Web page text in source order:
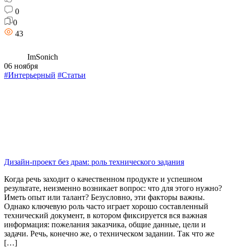
0
0
43
ImSonich
06 ноября
#Интерьерный #Статьи
Дизайн-проект без драм: роль технического задания
Когда речь заходит о качественном продукте и успешном
результате, неизменно возникает вопрос: что для этого нужно?
Иметь опыт или талант? Безусловно, эти факторы важны.
Однако ключевую роль часто играет хорошо составленный
технический документ, в котором фиксируется вся важная
информация: пожелания заказчика, общие данные, цели и
задачи. Речь, конечно же, о техническом задании. Так что же
[…]